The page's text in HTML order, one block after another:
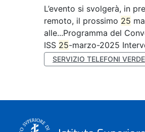
L’evento si svolgerà, in
remoto, il prossimo 25
alle...Programma del
ISS 25-marzo-2025
SERVIZIO TELEFONI VERDE